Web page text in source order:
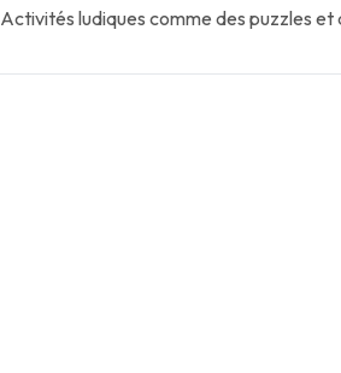
Activités ludiques comme des puzzles et